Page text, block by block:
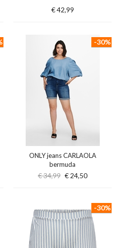
€ 42,99
ONLY jeans CARLAOLA
bermuda
€ 34,99 € 24,50
-30%
-30%